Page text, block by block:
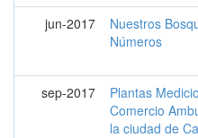
jun-2017
Nuestros
Números
sep-2017
Plantas
Comercio
la ciudad de